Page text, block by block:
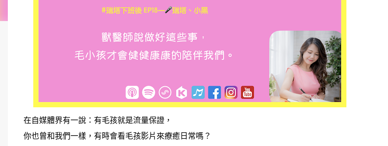
在自媒體界有一說：有毛孩就是流量保證，
你也曾和我們一樣，有時會看毛孩影片來療癒日常嗎？